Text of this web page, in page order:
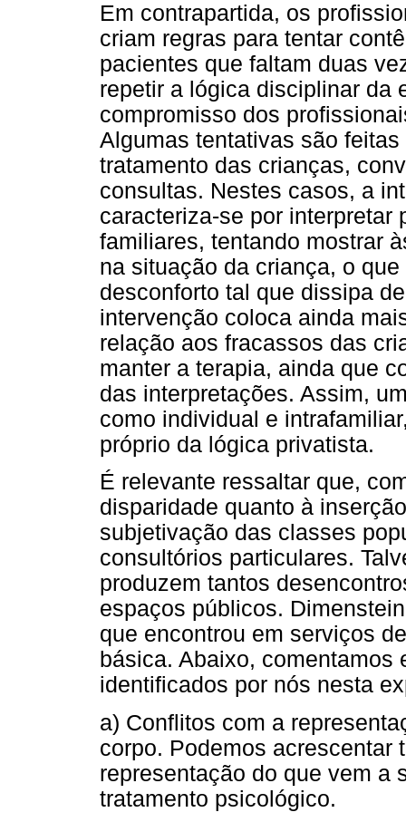
Em contrapartida, os
criam regras para tentar
pacientes que faltam duas
repetir a lógica disciplinar da
compromisso dos
Algumas tentativas são
tratamento das crianças,
consultas. Nestes casos, a
caracteriza-se por
familiares, tentando mostrar
na situação da criança, o
desconforto tal que dissipa
intervenção coloca ainda
relação aos fracassos das
manter a terapia, ainda que
das interpretações. Assim,
como individual e
próprio da lógica privatista.
É relevante ressaltar que,
disparidade quanto à
subjetivação das classes
consultórios particulares.
produzem tantos
espaços públicos.
que encontrou em serviços
básica. Abaixo, comentamos
identificados por nós nesta
a) Conflitos com a
corpo. Podemos acrescentar
representação do que vem a
tratamento psicológico.